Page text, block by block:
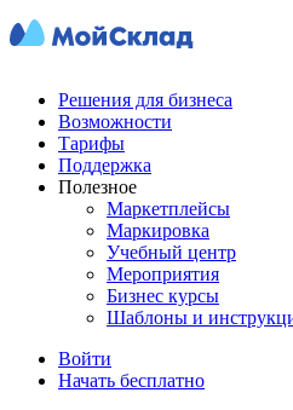
Решения для бизнеса
Возможности
Тарифы
Поддержка
Полезное
Маркетплейсы
Маркировка
Учебный центр
Мероприятия
Бизнес курсы
Шаблоны и
Войти
Начать бесплатно